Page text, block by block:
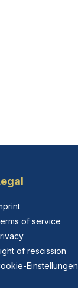
of service
of rescission
Einstellungen